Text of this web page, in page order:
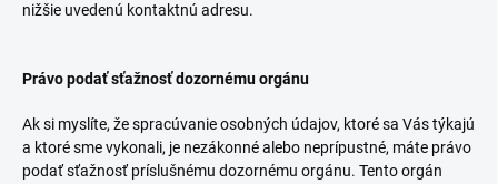
nižšie uvedenú kontaktnú adresu.
Právo podať sťažnosť dozornému orgánu
Ak si myslíte, že spracúvanie osobných údajov, ktoré sa Vás týkajú
a ktoré sme vykonali, je nezákonné alebo neprípustné, máte právo
podať sťažnosť príslušnému dozornému orgánu. Tento orgán